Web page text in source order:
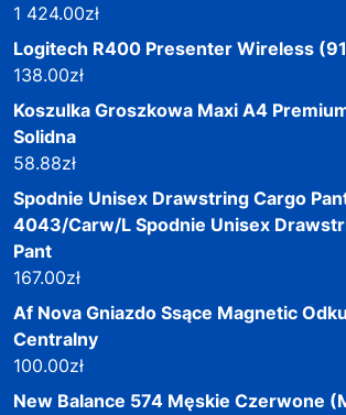
1 424.00zł
Logitech R400 Presenter Wireless
138.00zł
Koszulka Groszkowa Maxi A4
Solidna
58.88zł
Spodnie Unisex Drawstring Cargo
4043/Carw/L Spodnie Unisex
Pant
167.00zł
Af Nova Gniazdo Ssące Magnetic
Centralny
100.00zł
New Balance 574 Męskie Czerwone